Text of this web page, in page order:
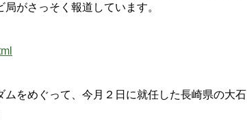
がさっそく報道しています。
をめぐって、今月２日に就任した長崎県の大石